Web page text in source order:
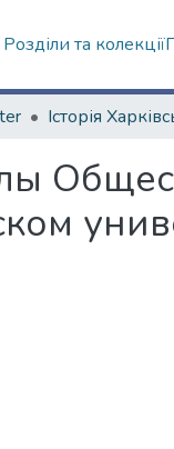
Розділи та колекції